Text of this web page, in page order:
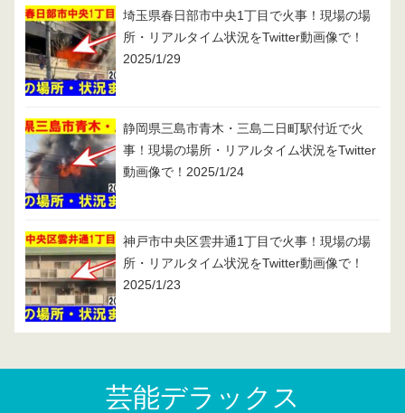
埼玉県春日部市中央1丁目で火事！現場の場
所・リアルタイム状況をTwitter動画像で！
2025/1/29
静岡県三島市青木・三島二日町駅付近で火
事！現場の場所・リアルタイム状況をTwitter
動画像で！2025/1/24
神戸市中央区雲井通1丁目で火事！現場の場
所・リアルタイム状況をTwitter動画像で！
2025/1/23
芸能デラックス